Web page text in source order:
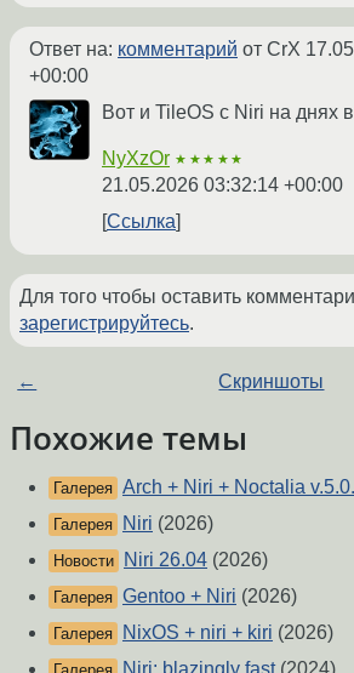
Ответ на: комментарий от CrX
+00:00
Вот и TileOS с Niri на днях
NyXzOr ★★★★★
21.05.2026 03:32:14 +00:00
Ссылка
Для того чтобы оставить
зарегистрируйтесь.
← Скриншоты
Похожие темы
Галерея Arch + Niri + Noctalia
Галерея Niri (2026)
Новости Niri 26.04 (2026)
Галерея Gentoo + Niri (2026)
Галерея NixOS + niri + kiri (2026)
Niri: blazingly fast(2024)